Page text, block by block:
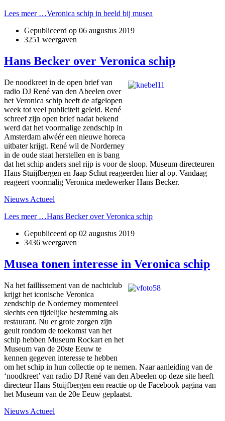
Lees meer …Veronica schip in beeld bij musea
Gepubliceerd op 06 augustus 2019
3251 weergaven
Hans Becker over Veronica schip
De noodkreet in de open brief van
radio DJ René van den Abeelen over
het Veronica schip heeft de afgelopen
week tot veel publiciteit geleid. René
schreef zijn open brief nadat bekend
werd dat het voormalige zendschip in
Amsterdam alwéér een nieuwe horeca
uitbater krijgt. René wil de Norderney
in de oude staat herstellen en is bang
dat het schip anders snel rijp is voor de sloop. Museum directeuren
Hans Stuijfbergen en Jaap Schut reageerden hier al op. Vandaag
reageert voormalig Veronica medewerker Hans Becker.
Nieuws Actueel
Lees meer …Hans Becker over Veronica schip
Gepubliceerd op 02 augustus 2019
3436 weergaven
Musea tonen interesse in Veronica schip
Na het faillissement van de nachtclub
krijgt het iconische Veronica
zendschip de Norderney momenteel
slechts een tijdelijke bestemming als
restaurant. Nu er grote zorgen zijn
geuit rondom de toekomst van het
schip hebben Museum Rockart en het
Museum van de 20ste Eeuw te
kennen gegeven interesse te hebben
om het schip in hun collectie op te nemen. Naar aanleiding van de
‘noodkreet’ van radio DJ René van den Abeelen op deze site heeft
directeur Hans Stuijfbergen een reactie op de Facebook pagina van
het Museum van de 20e Eeuw geplaatst.
Nieuws Actueel